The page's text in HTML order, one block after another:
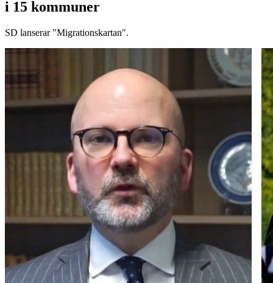
i 15 kommuner
SD lanserar "Migrationskartan".